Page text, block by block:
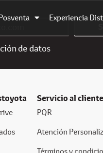
Experiencia
de datos
Servicio al cliente
PQR
Atención
Términos y